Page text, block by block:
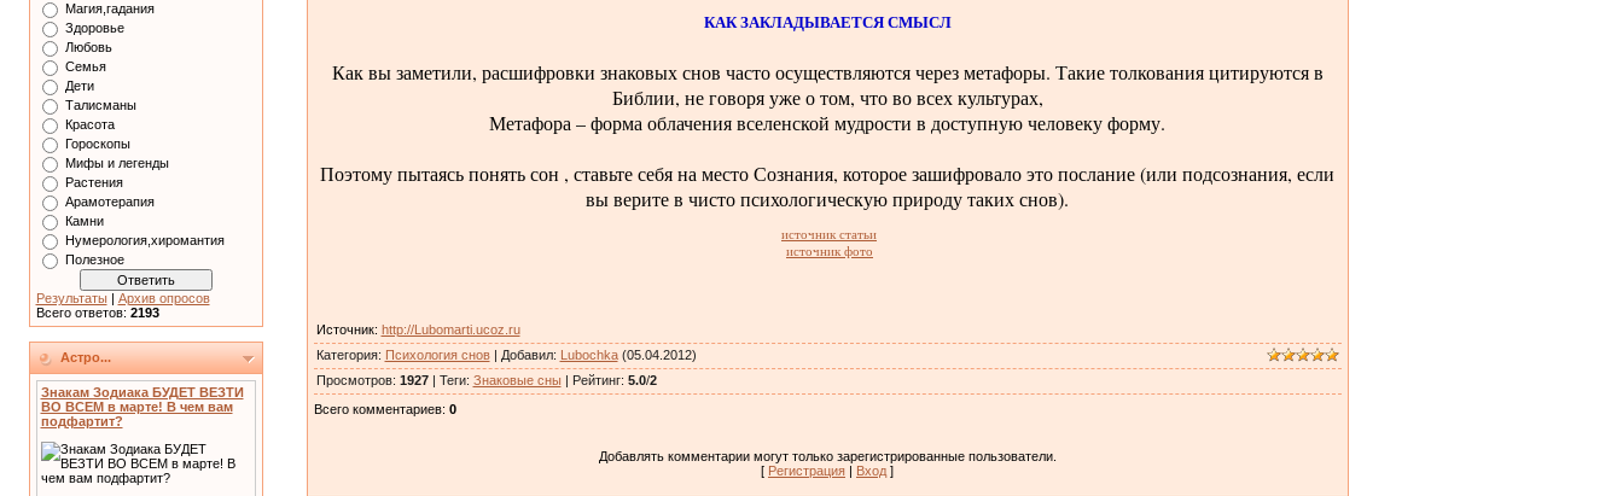
Магия,гадания
Здоровье
Любовь
Семья
Дети
Талисманы
Красота
Гороскопы
Мифы и легенды
Растения
Арамотерапия
Камни
Нумерология,хиромантия
Полезное
Результаты| Архив опросов
Всего ответов: 2193
Астро...
Знакам Зодиака БУДЕТ ВЕЗТИ
ВО ВСЕМ в марте! В чем вам
подфартит?
КАК ЗАКЛАДЫВАЕТСЯ СМЫСЛ
Как вы заметили, расшифровки знаковых снов часто осуществляются через метафоры. Такие толкования цитируются в
Библии, не говоря уже о том, что во всех культурах,
Метафора – форма облачения вселенской мудрости в доступную человеку форму.
Поэтому пытаясь понять сон , ставьте себя на место Сознания, которое зашифровало это послание (или подсознания, если
вы верите в чисто психологическую природу таких снов).
источник статьи
источник фото
Источник: http://Lubomarti.ucoz.ru
Категория: Психология снов| Добавил: Lubochka(05.04.2012)
Просмотров: 1927| Теги: Знаковые сны| Рейтинг: 5.0/2
Всего комментариев: 0
Добавлять комментарии могут только зарегистрированные пользователи.
[ Регистрация | Вход ]